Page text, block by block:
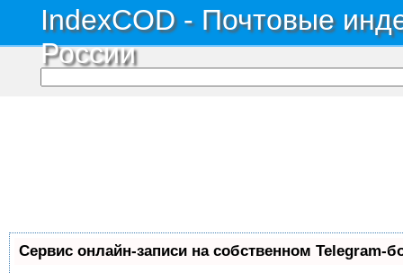
IndexCOD - Почтовые
России
Сервис онлайн-записи на собственном Telegram-